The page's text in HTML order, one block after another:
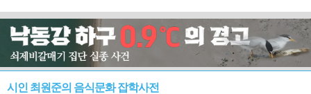
시인 최원준의 음식문화 잡학사전